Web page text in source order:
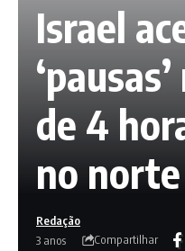
Israel
de 4
no norte
Redação
3 anos
Compartilhar